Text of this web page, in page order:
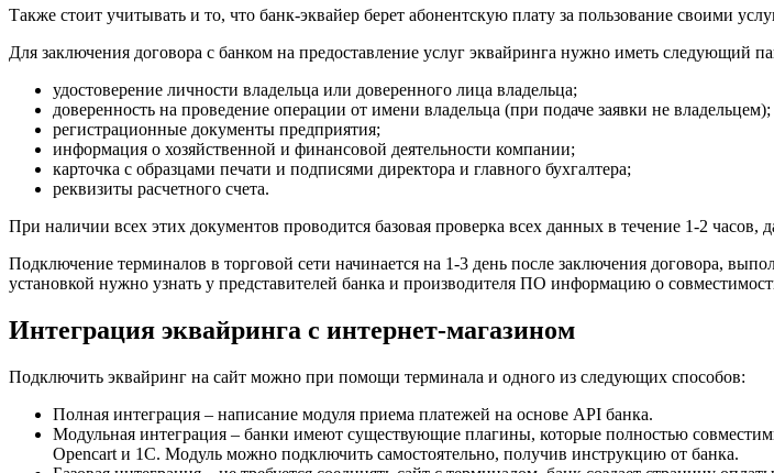
Также стоит учитывать и то, что банк-эквайер берет абонентскую плату за пользование своими
Для заключения договора с банком на предоставление услуг эквайринга нужно иметь следующий
удостоверение личности владельца или доверенного лица владельца;
доверенность на проведение операции от имени владельца (при подаче заявки не владельцем);
регистрационные документы предприятия;
информация о хозяйственной и финансовой деятельности компании;
карточка с образцами печати и подписями директора и главного бухгалтера;
реквизиты расчетного счета.
При наличии всех этих документов проводится базовая проверка всех данных в течение 1-2 часов,
Подключение терминалов в торговой сети начинается на 1-3 день после заключения договора,
установкой нужно узнать у представителей банка и производителя ПО информацию о
Интеграция эквайринга с интернет-магазином
Подключить эквайринг на сайт можно при помощи терминала и одного из следующих способов:
Полная интеграция – написание модуля приема платежей на основе API банка.
Модульная интеграция – банки имеют существующие плагины, которые полностью
Opencart и 1С. Модуль можно подключить самостоятельно, получив инструкцию от банка.